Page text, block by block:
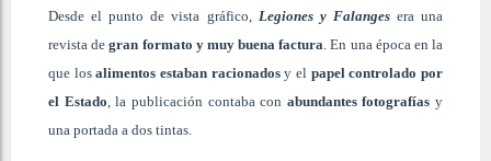
Desde el punto de vista gráfico, Legiones y Falangesera una
revista degran formato y muy buena factura . En una época en la
que losalimentos estaban racionadosy el papel controlado por
el Estado , la publicación contaba con abundantes fotografías y
una portada a dos tintas.